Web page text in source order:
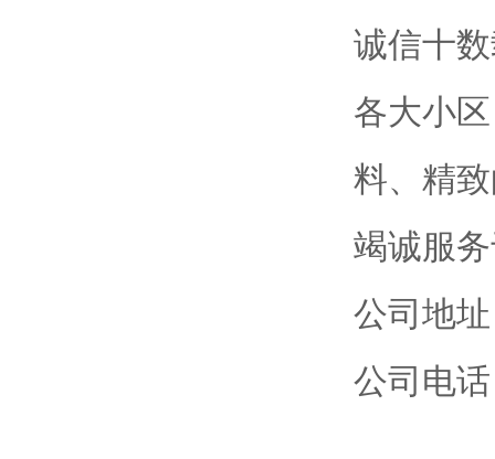
诚信十
各大小
料、精
竭诚服
公司地
公司电话